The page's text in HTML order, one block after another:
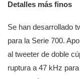
Detalles más finos
Se han desarrollado
para la Serie 700.
al tweeter de doble
ruptura a 47 kHz